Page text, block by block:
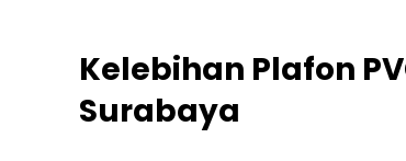
Kelebihan Plafon
Surabaya